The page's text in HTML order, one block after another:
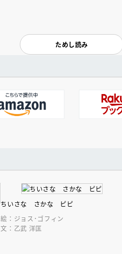
ためし読み
ちいさな さかな ピピ
絵：ジョス･ゴフィン
文：乙武 洋匡